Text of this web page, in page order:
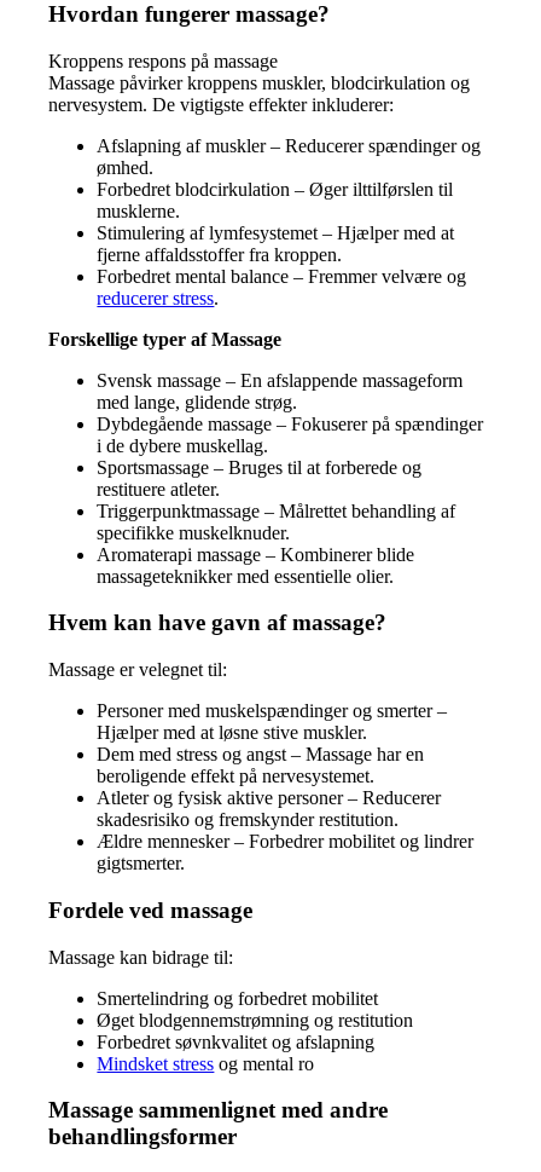
Hvordan fungerer massage?
Kroppens respons på massage
Massage påvirker kroppens muskler, blodcirkulation og
nervesystem. De vigtigste effekter inkluderer:
Afslapning af muskler – Reducerer spændinger og
ømhed.
Forbedret blodcirkulation – Øger ilttilførslen til
musklerne.
Stimulering af lymfesystemet – Hjælper med at
fjerne affaldsstoffer fra kroppen.
Forbedret mental balance – Fremmer velvære og
reducerer stress.
Forskellige typer af Massage
Svensk massage – En afslappende massageform
med lange, glidende strøg.
Dybdegående massage – Fokuserer på spændinger
i de dybere muskellag.
Sportsmassage – Bruges til at forberede og
restituere atleter.
Triggerpunktmassage – Målrettet behandling af
specifikke muskelknuder.
Aromaterapi massage – Kombinerer blide
massageteknikker med essentielle olier.
Hvem kan have gavn af massage?
Massage er velegnet til:
Personer med muskelspændinger og smerter –
Hjælper med at løsne stive muskler.
Dem med stress og angst – Massage har en
beroligende effekt på nervesystemet.
Atleter og fysisk aktive personer – Reducerer
skadesrisiko og fremskynder restitution.
Ældre mennesker – Forbedrer mobilitet og lindrer
gigtsmerter.
Fordele ved massage
Massage kan bidrage til:
Smertelindring og forbedret mobilitet
Øget blodgennemstrømning og restitution
Forbedret søvnkvalitet og afslapning
Mindsket stress og mental ro
Massage sammenlignet med andre
behandlingsformer